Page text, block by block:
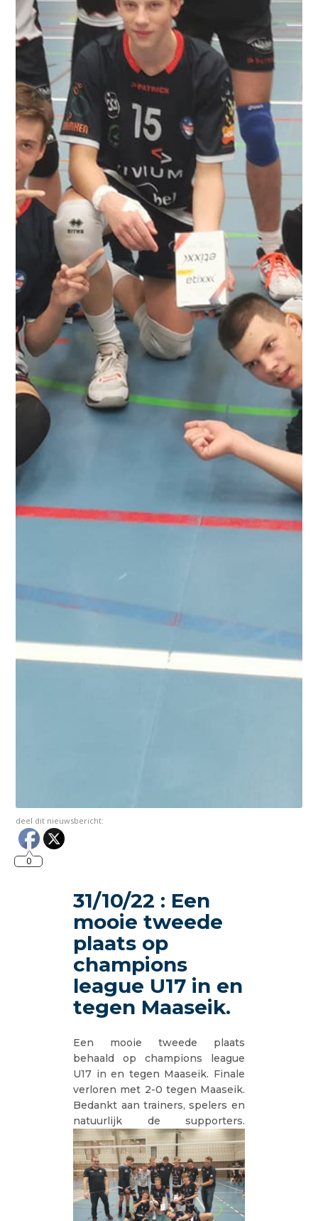
deel dit nieuwsbericht:
0
31/10/22 : Een
mooie tweede
plaats op
champions
league U17 in en
tegen Maaseik.
Een mooie tweede plaats
behaald op champions league
U17 in en tegen Maaseik. Finale
verloren met 2-0 tegen Maaseik.
Bedankt aan trainers, spelers en
natuurlijk de supporters.